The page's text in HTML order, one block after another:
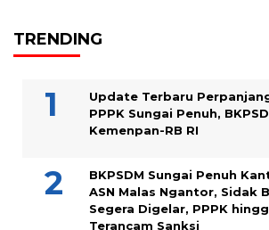
TRENDING
Update Terbaru
PPPK Sungai Penuh,
Kemenpan-RB RI
BKPSDM Sungai Penuh
ASN Malas Ngantor, Sidak
Segera Digelar, PPPK
Terancam Sanksi